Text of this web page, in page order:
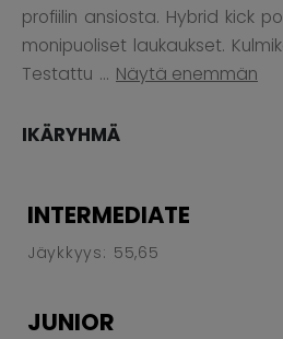
profiilin ansiosta. Hybrid kick
monipuoliset laukaukset.
Testattu ... Näytä enemmän
IKÄRYHMÄ
INTERMEDIATE
Jäykkyys: 55,65
JUNIOR